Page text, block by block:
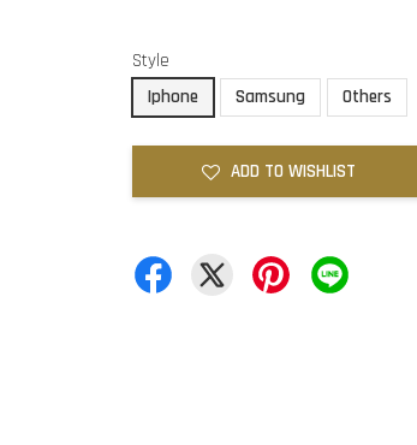
Style
Iphone
Samsung Others
ADD TO WISHLIST